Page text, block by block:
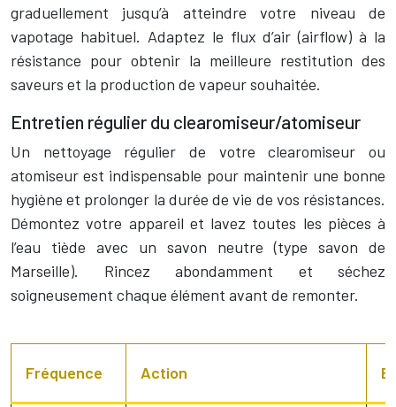
graduellement jusqu’à atteindre votre niveau de
vapotage habituel. Adaptez le flux d’air (airflow) à la
résistance pour obtenir la meilleure restitution des
saveurs et la production de vapeur souhaitée.
Entretien régulier du clearomiseur/atomiseur
Un nettoyage régulier de votre clearomiseur ou
atomiseur est indispensable pour maintenir une bonne
hygiène et prolonger la durée de vie de vos résistances.
Démontez votre appareil et lavez toutes les pièces à
l’eau tiède avec un savon neutre (type savon de
Marseille). Rincez abondamment et séchez
soigneusement chaque élément avant de remonter.
Fréquence Action